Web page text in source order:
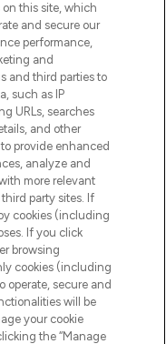
dowie się o
niszowych i
trendach i
redakcyjne
Personal
on this site, which
and secure our
performance,
and
and third parties to
such as IP
URLs, searches
and other
provide enhanced
analyze and
more relevant
party sites. If
cookies (including
If you click
browsing
cookies (including
operate, secure and
will be
your cookie
the “Manage